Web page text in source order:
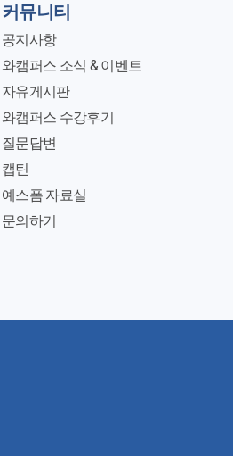
커뮤니티
공지사항
와캠퍼스 소식 & 이벤트
자유게시판
와캠퍼스 수강후기
질문답변
캡틴
예스폼 자료실
문의하기